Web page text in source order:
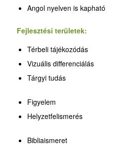
Angol nyelven is kapható
Fejlesztési területek:
Térbeli tájékozódás
Vizuális differenciálás
Tárgyi tudás
Figyelem
Helyzetfelismerés
Bibliaismeret